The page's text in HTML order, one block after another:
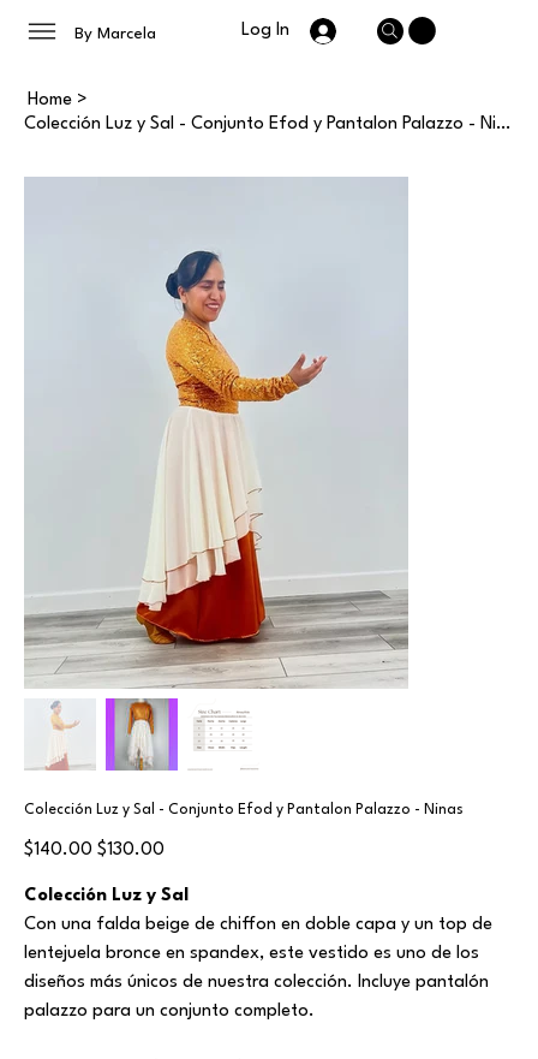
By Marcela Log In
Home >
Colección Luz y Sal - Conjunto Efod y Pantalon Palazzo - Ninas
Colección Luz y Sal - Conjunto Efod y Pantalon Palazzo - Ninas
Original
price
$140.00
Sale
price
$130.00
Colección Luz y Sal
Con una falda beige de chiffon en doble capa y un top de
lentejuela bronce en spandex, este vestido es uno de los
diseños más únicos de nuestra colección. Incluye pantalón
palazzo para un conjunto completo.